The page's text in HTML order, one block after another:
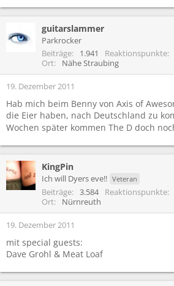
guitarslammer
Parkrocker
Beiträge
1.941 Reaktionspunkte
Ort
Nähe Straubing
19. Dezember 2011
Hab mich beim Benny von Axis of
die Eier haben, nach Deutschland zu
Wochen später kommen The D doch
KingPin
Ich will Dyers eve!! Veteran
Beiträge 3.584 Reaktionspunkte
Ort
Nürnreuth
19. Dezember 2011
mit special guests:
Dave Grohl & Meat Loaf